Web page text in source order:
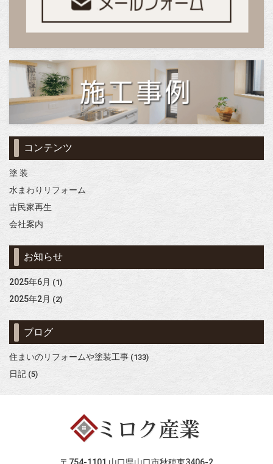
コンテンツ
塗 装
水まわりリフォーム
古民家再生
会社案内
お知らせ
2025年6月 (1)
2025年2月 (2)
ブログ
住まいのリフォームや塗装工事 (133)
日記 (5)